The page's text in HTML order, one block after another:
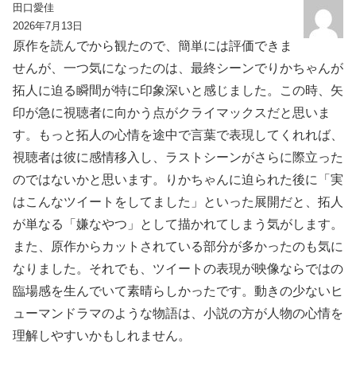
田口愛佳
2026年7月13日
原作を読んでから観たので、簡単には評価できま
せんが、一つ気になったのは、最終シーンでりかちゃんが
拓人に迫る瞬間が特に印象深いと感じました。この時、矢
印が急に視聴者に向かう点がクライマックスだと思いま
す。もっと拓人の心情を途中で言葉で表現してくれれば、
視聴者は彼に感情移入し、ラストシーンがさらに際立った
のではないかと思います。りかちゃんに迫られた後に「実
はこんなツイートをしてました」といった展開だと、拓人
が単なる「嫌なやつ」として描かれてしまう気がします。
また、原作からカットされている部分が多かったのも気に
なりました。それでも、ツイートの表現が映像ならではの
臨場感を生んでいて素晴らしかったです。動きの少ないヒ
ューマンドラマのような物語は、小説の方が人物の心情を
理解しやすいかもしれません。